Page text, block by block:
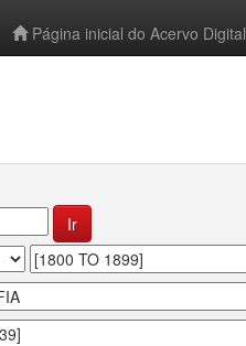
Página inicial do Acervo Digital